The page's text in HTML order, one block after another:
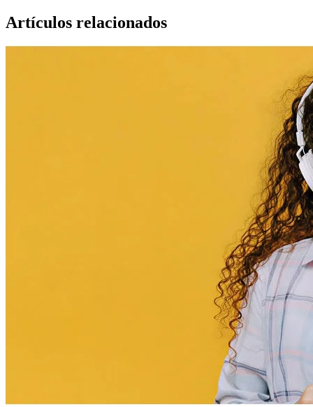
Artículos relacionados